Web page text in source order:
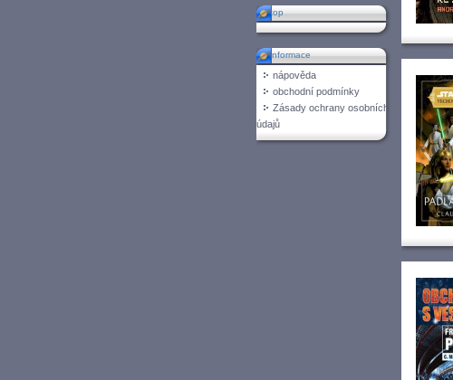
top
informace
nápověda
obchodní podmínky
Zásady ochrany osobních
údajů